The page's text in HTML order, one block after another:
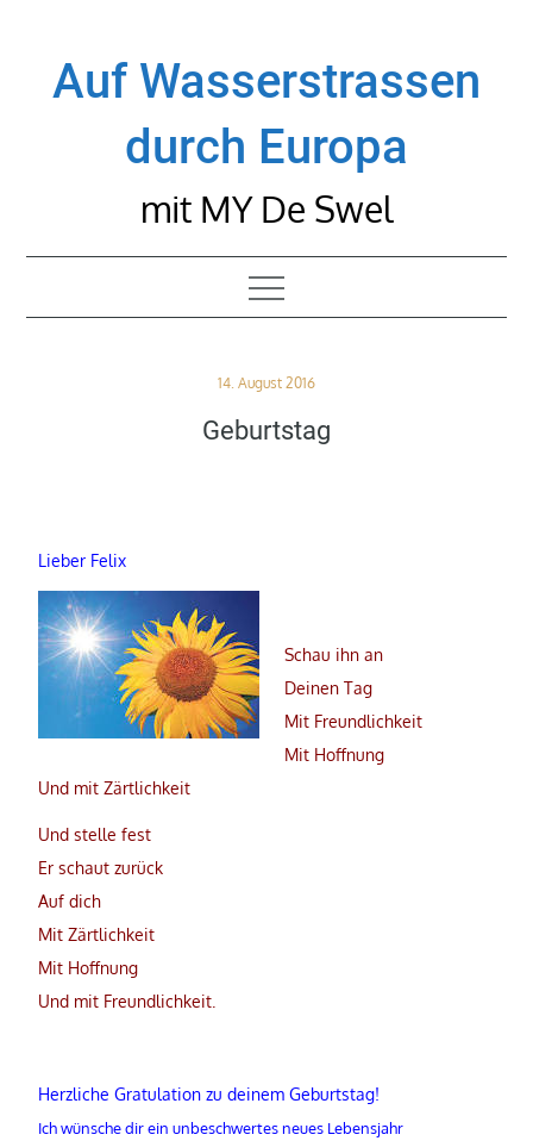
contentAuf Wasserstrassen
durch Europa
mit MY De Swel
Posted
14. August 2016
Geburtstag
Lieber Felix
Schau ihn an
Deinen Tag
Mit Freundlichkeit
Mit Hoffnung
Und mit Zärtlichkeit
Und stelle fest
Er schaut zurück
Auf dich
Mit Zärtlichkeit
Mit Hoffnung
Und mit Freundlichkeit.
Herzliche Gratulation zu deinem Geburtstag!
Ich wünsche dir ein unbeschwertes neues Lebensjahr